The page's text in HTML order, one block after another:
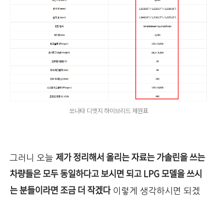
쏘나타 디엣지 하이브리드 제원표
그러니 오늘 제가 정리해서 올리는 자료는 가솔린을 쓰는
차량들은 모두 동일하다고 보시면 되고 LPG 모델을 쓰시
는 분들이라면 조금 더 작겠다이렇게 생각하시면 되겠